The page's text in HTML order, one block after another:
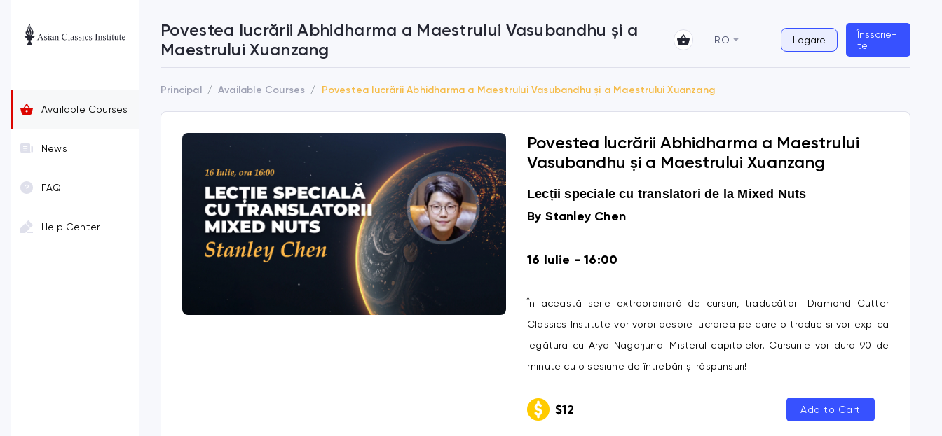
Available Courses
News
FAQ
Help Center
Povestea lucrării Abhidharma a Maestrului Vasubandhu și a
Maestrului Xuanzang
RO Logare
Însscrie-
te
Principal Available Courses Povestea lucrării Abhidharma a Maestrului Vasubandhu și a Maestrului Xuanzang
Povestea lucrării Abhidharma a Maestrului
Vasubandhu și a Maestrului Xuanzang
Lecții speciale cu translatori de la Mixed Nuts
By Stanley Chen
16 Iulie - 16:00
În această serie extraordinară de cursuri, traducătorii Diamond Cutter
Classics Institute vor vorbi despre lucrarea pe care o traduc și vor explica
legătura cu Arya Nagarjuna: Misterul capitolelor. Cursurile vor dura 90 de
minute cu o sesiune de întrebări și răspunsuri!
$12 Add to Cart